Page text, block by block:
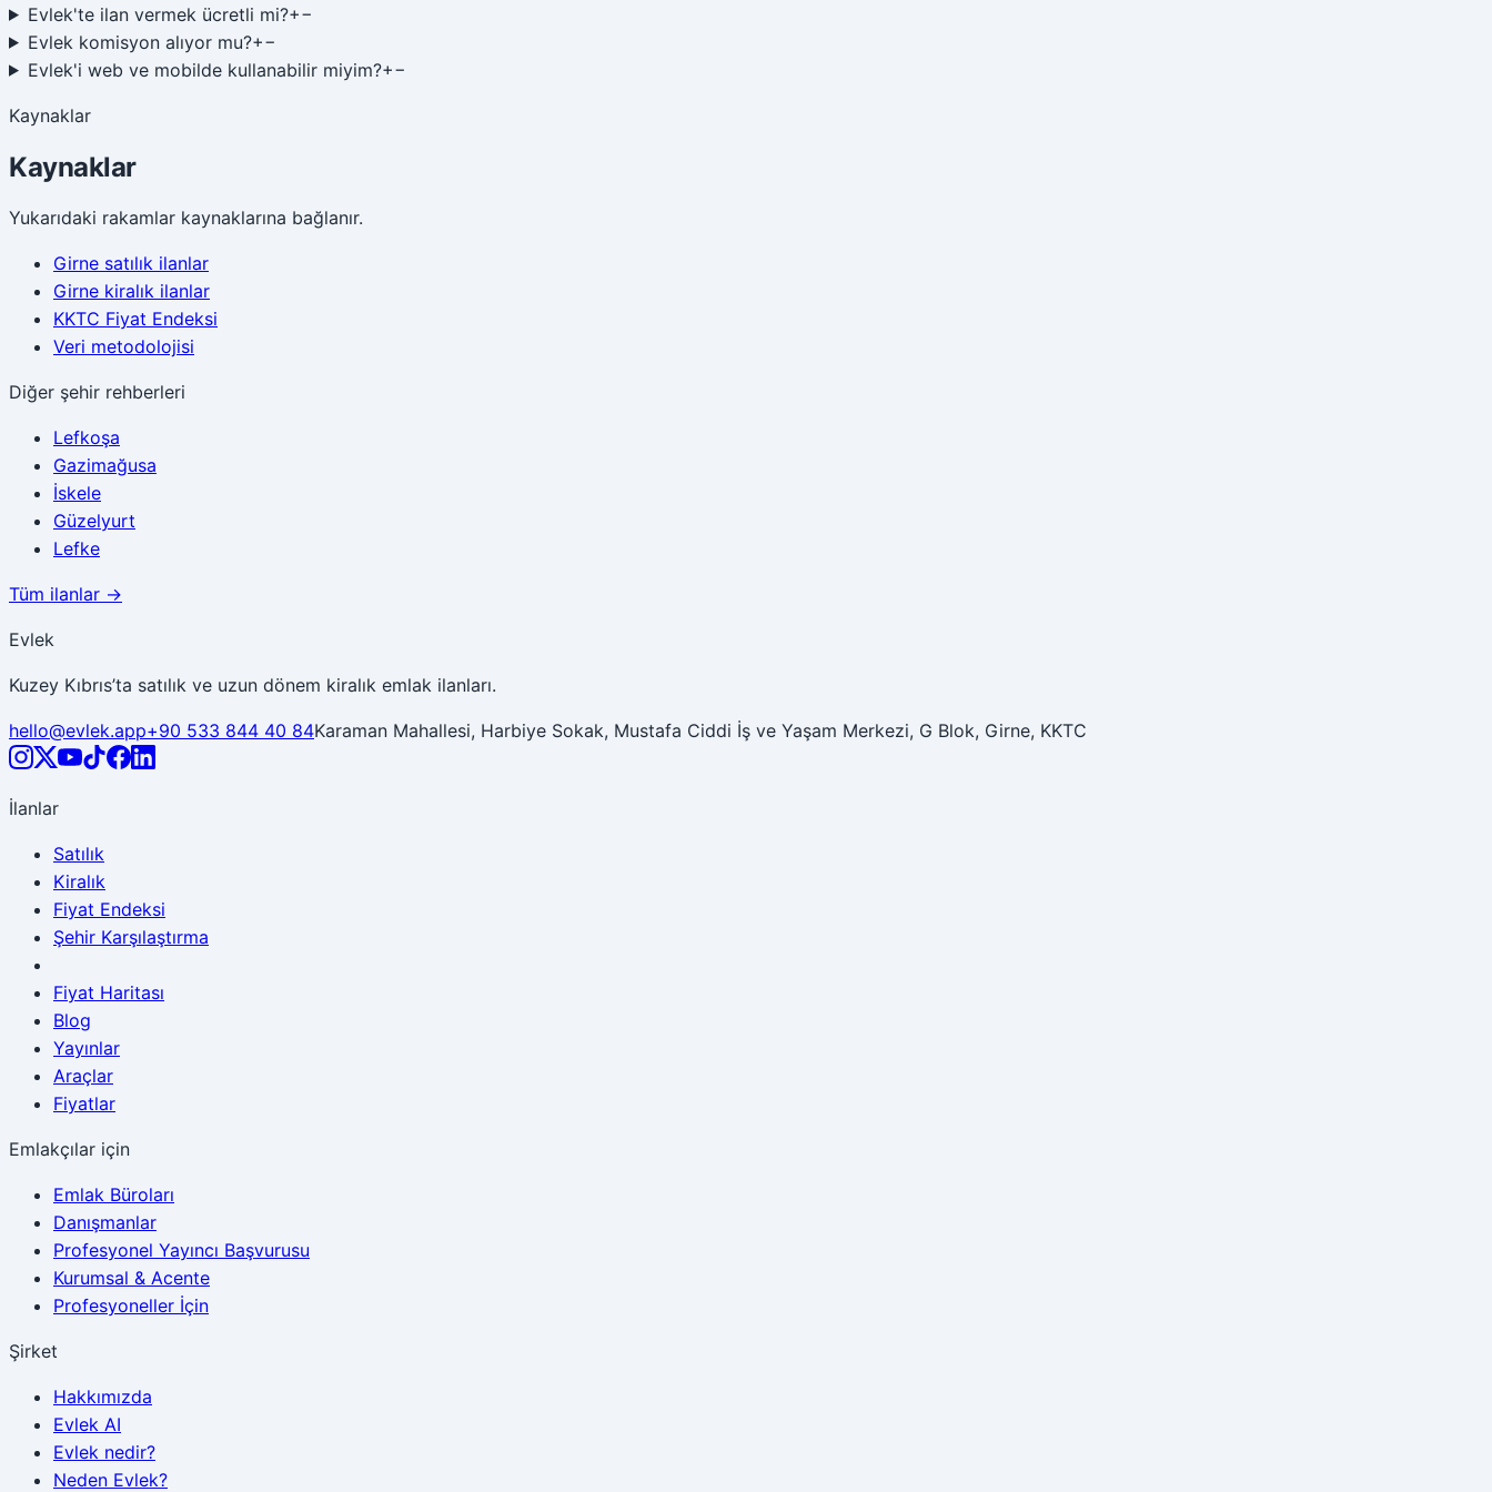
Evlek'te ilan vermek ücretli mi?+−
Evlek komisyon alıyor mu?+−
Evlek'i web ve mobilde kullanabilir miyim?+−
Kaynaklar
Kaynaklar
Yukarıdaki rakamlar kaynaklarına bağlanır.
Girne satılık ilanlar
Girne kiralık ilanlar
KKTC Fiyat Endeksi
Veri metodolojisi
Diğer şehir rehberleri
Lefkoşa
Gazimağusa
İskele
Güzelyurt
Lefke
Tüm ilanlar →
Evlek
Kuzey Kıbrıs’ta satılık ve uzun dönem kiralık emlak ilanları.
hello@evlek.app+90 533 844 40 84Karaman Mahallesi, Harbiye Sokak, Mustafa Ciddi İş ve Yaşam Merkezi, G Blok, Girne, KKTC
İlanlar
Satılık
Kiralık
Fiyat Endeksi
Şehir Karşılaştırma
Fiyat Haritası
Blog
Yayınlar
Araçlar
Fiyatlar
Emlakçılar için
Emlak Büroları
Danışmanlar
Profesyonel Yayıncı Başvurusu
Kurumsal & Acente
Profesyoneller İçin
Şirket
Hakkımızda
Evlek AI
Evlek nedir?
Neden Evlek?